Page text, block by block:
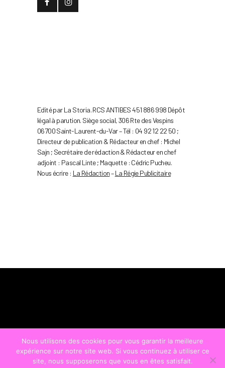
Edité par La Storia. RCS ANTIBES 451 886 998 Dépôt
légal à parution. Siège social, 306 Rte des Vespins
06700 Saint-Laurent-du-Var – Tél : 04 92 12 22 50 ;
Directeur de publication & Rédacteur en chef : Michel
Sajn ; Secrétaire de rédaction & Rédacteur en chef
adjoint : Pascal Linte ; Maquette : Cédric Pucheu.
Nous écrire : La Rédaction–La Régie Publicitaire
Nous utilisons des cookies pour vous garantir la meilleure
expérience sur notre site web. Si vous continuez à utiliser ce
site, nous supposerons que vous en êtes satisfait.